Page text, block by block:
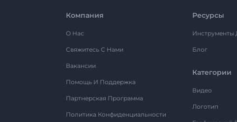
Компания
О Нас
Свяжитесь С Нами
Вакансии
Помощь И Поддержка
Партнерская Программа
Политика Конфиденциальности
Ресурсы
Инструменты
Блог
Категории
Видео
Логотип